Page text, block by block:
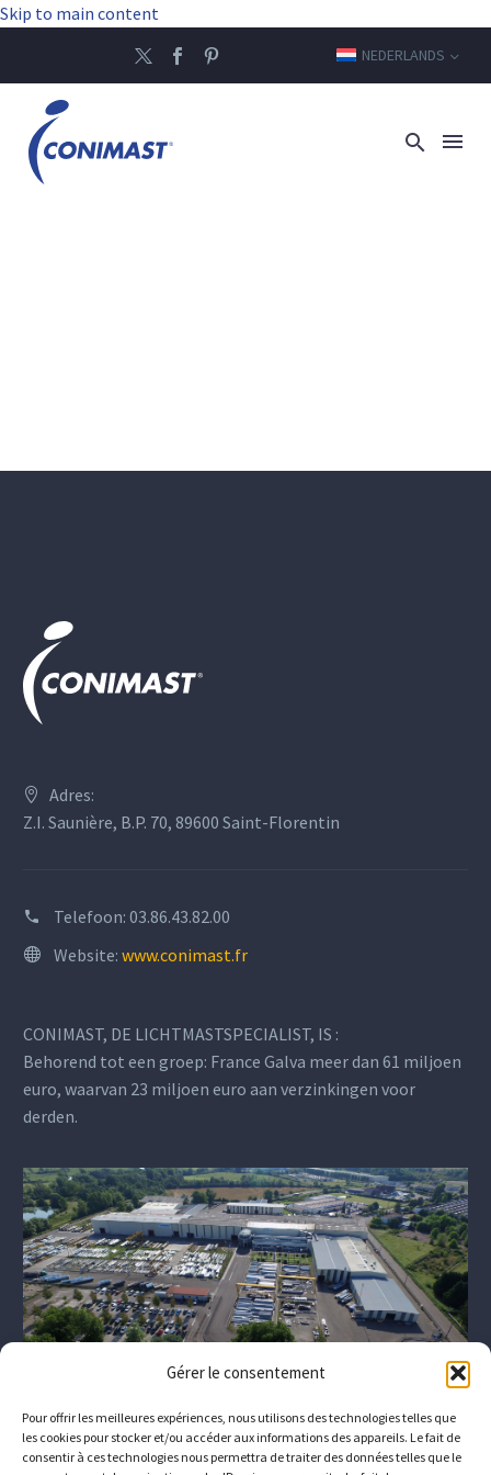
Gérer le consentement
Pour offrir les meilleures expériences, nous utilisons des technologies telles que
les cookies pour stocker et/ou accéder aux informations des appareils. Le fait de
consentir à ces technologies nous permettra de traiter des données telles que le
Skip to main content
NEDERLANDS
Adres:
Z.I. Saunière, B.P. 70, 89600 Saint-Florentin
Telefoon: 03.86.43.82.00
Website: www.conimast.fr
CONIMAST, DE LICHTMASTSPECIALIST, IS :
Behorend tot een groep: France Galva meer dan 61 miljoen
euro, waarvan 23 miljoen euro aan verzinkingen voor
derden.